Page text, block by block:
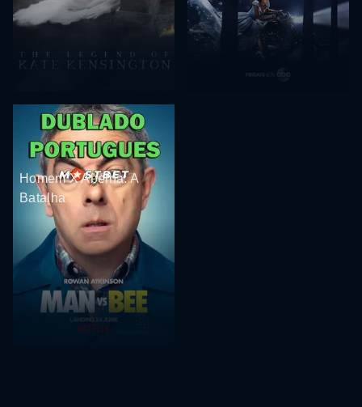
Homem X Abelha: A
Batalha